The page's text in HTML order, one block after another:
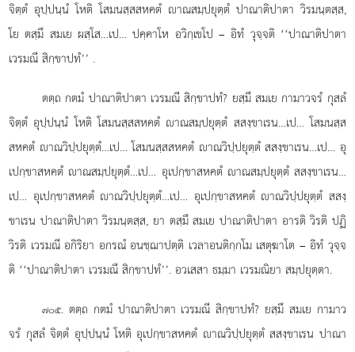
จิตฺตํ อุปฺปนฺนํ โหติ โสมนสฺสสหคตํ าณสมฺปยุตฺตํ ปาณาติปาตา วิรมนฺตสฺส,
โย ตสฺมึ สมเยผสฺโส…เป… ปคฺคาโห อวิกฺเขโป – อิทํ วุจฺจติ ‘‘ปาณาติปาตา
เวรมณี สิกฺขาปทํ’’ .
ตตฺถ กตมํ ปาณาติปาตา เวรมณี สิกฺขาปทํ? ยสฺมึ สมเย กามาวจรํ กุสลํ
จิตฺตํ อุปฺปนฺนํ โหติ โสมนสฺสสหคตํ าณสมฺปยุตฺตํ สสงฺขาเรน…เป… โสมนสฺส
สหคตํ าณวิปฺปยุตฺตํ…เป…โสมนสฺสสหคตํ าณวิปฺปยุตฺตํ สสงฺขาเรน…เป… อุ
เปกฺขาสหคตํ าณสมฺปยุตฺตํ…เป… อุเปกฺขาสหคตํ าณสมฺปยุตฺตํ สสงฺขาเรน…
เป… อุเปกฺขาสหคตํ าณวิปฺปยุตฺตํ…เป… อุเปกฺขาสหคตํ าณวิปฺปยุตฺตํ สสงฺ
ขาเรน ปาณาติปาตา วิรมนฺตสฺส, ยา ตสฺมึ สมเย ปาณาติปาตา อารติ วิรติ ปฏิ
วิรติ เวรมณี อกิริยา อกรณํ อนชฺฌาปตฺติ เวลาอนติกฺกโม เสตุฆาโต – อิทํ วุจฺจ
ติ ‘‘ปาณาติปาตา เวรมณี สิกฺขาปทํ’’. อวเสสา ธมฺมา เวรมณิยา สมฺปยุตฺตา.
๗๐๕. ตตฺถ กตมํ ปาณาติปาตา เวรมณี สิกฺขาปทํ? ยสฺมึ สมเย กามาว
จรํ กุสลํ จิตฺตํ อุปฺปนฺนํ โหติ อุเปกฺขาสหคตํ าณวิปฺปยุตฺตํ สสงฺขาเรน ปาณา